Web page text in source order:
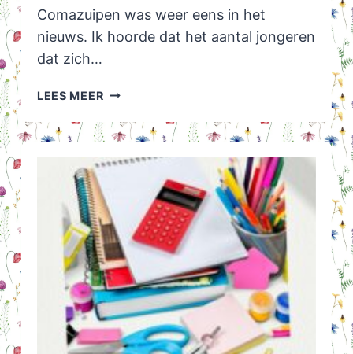
Comazuipen was weer eens in het
nieuws. Ik hoorde dat het aantal jongeren
dat zich…
LEES MEERCOMAZUIPEN
SCHOOL
CHAMPAGNE